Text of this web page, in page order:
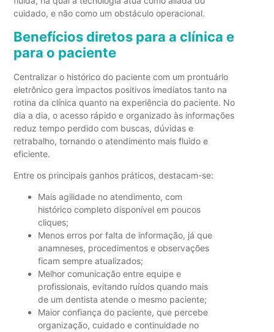
cuidado, e não como um obstáculo operacional.
Benefícios diretos para a clínica e
para o paciente
Centralizar o histórico do paciente com um prontuário
eletrônico gera impactos positivos imediatos tanto na
rotina da clínica quanto na experiência do paciente. No
dia a dia, o acesso rápido e organizado às informações
reduz tempo perdido com buscas, dúvidas e
retrabalho, tornando o atendimento mais fluido e
eficiente.
Entre os principais ganhos práticos, destacam-se:
Mais agilidade no atendimento, com
histórico completo disponível em poucos
cliques;
Menos erros por falta de informação, já que
anamneses, procedimentos e observações
ficam sempre atualizados;
Melhor comunicação entre equipe e
profissionais, evitando ruídos quando mais
de um dentista atende o mesmo paciente;
Maior confiança do paciente, que percebe
organização, cuidado e continuidade no